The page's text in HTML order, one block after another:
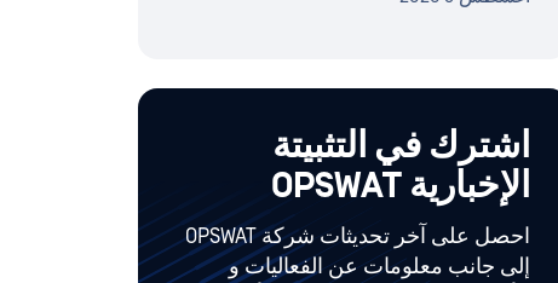
اشترك في التثبيتة
الإخبارية OPSWAT
احصل على آخر تحديثات شركة OPSWAT
إلى جانب معلومات عن الفعاليات و